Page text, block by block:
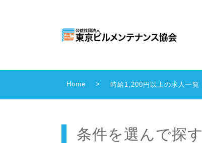
Home > 時給1,200円以上の求人一覧
条件を選んで探す